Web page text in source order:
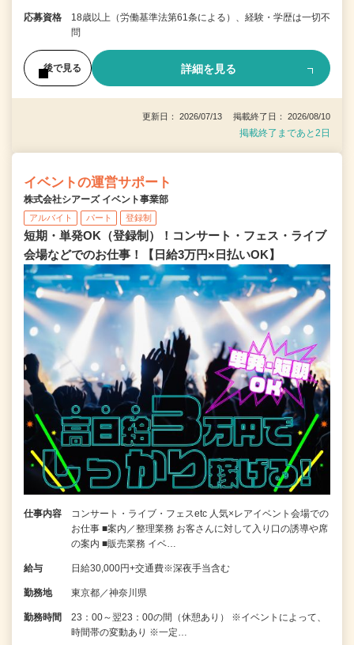
応募資格
18歳以上（労働基準法第61条による）、経験・学歴は一切不
問
後で見る 詳細を見る
更新日： 2026/07/13 掲載終了日： 2026/08/10
掲載終了まであと2日
イベントの運営サポート
株式会社シアーズ イベント事業部
アルバイト パート 登録制
短期・単発OK（登録制）！コンサート・フェス・ライブ
会場などでのお仕事！【日給3万円×日払いOK】
仕事内容
コンサート・ライブ・フェスetc 人気×レアイベント会場での
お仕事 ■案内／整理業務 お客さんに対して入り口の誘導や席
の案内 ■販売業務 イベ…
給与 日給30,000円+交通費※深夜手当含む
勤務地 東京都／神奈川県
勤務時間
23：00～翌23：00の間（休憩あり） ※イベントによって、
時間帯の変動あり ※一定…